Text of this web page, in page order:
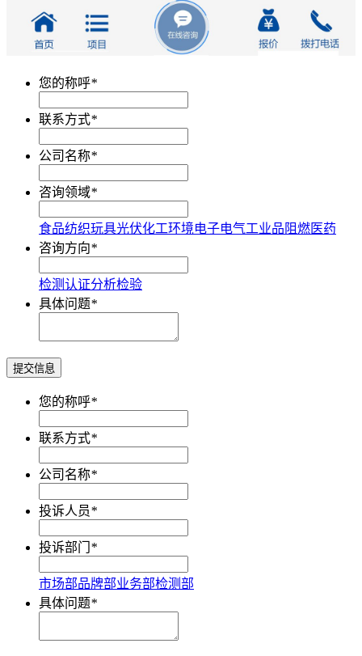
您的称呼*
联系方式*
公司名称*
咨询领域*
食品纺织玩具光伏化工环境电子电气工业品 阻燃医药
咨询方向*
检测认证分析检验
具体问题*
提交信息
您的称呼*
联系方式*
公司名称*
投诉人员*
投诉部门 *
市场部品牌部业务部检测部
具体问题*